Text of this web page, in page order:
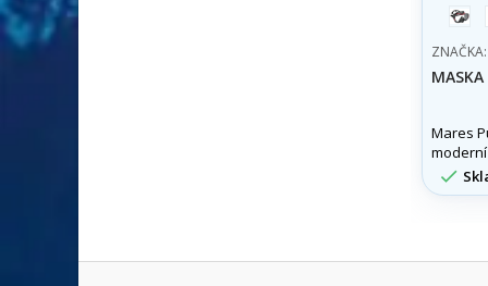
ZNAČKA:
MASKA
Mares
